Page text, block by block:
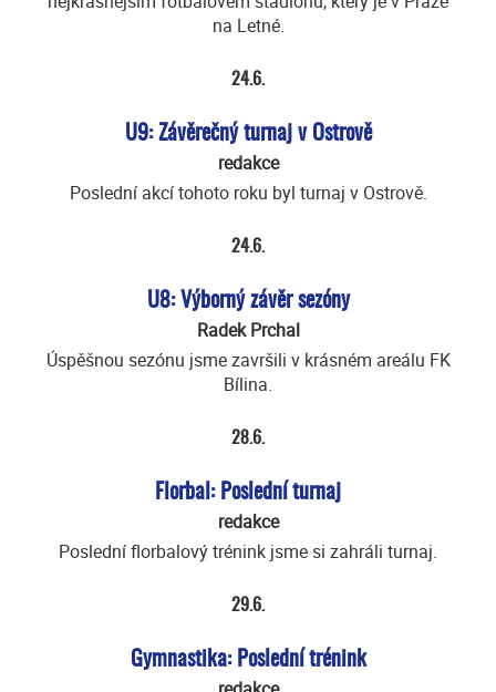
na Letné.
24.6.
U9: Závěrečný turnaj v Ostrově
redakce
Poslední akcí tohoto roku byl turnaj v Ostrově.
24.6.
U8: Výborný závěr sezóny
Radek Prchal
Úspěšnou sezónu jsme završili v krásném areálu FK
Bílina.
28.6.
Florbal: Poslední turnaj
redakce
Poslední florbalový trénink jsme si zahráli turnaj.
29.6.
Gymnastika: Poslední trénink